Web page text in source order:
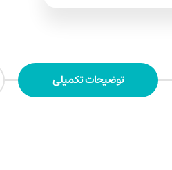
توضیحات تکمیلی